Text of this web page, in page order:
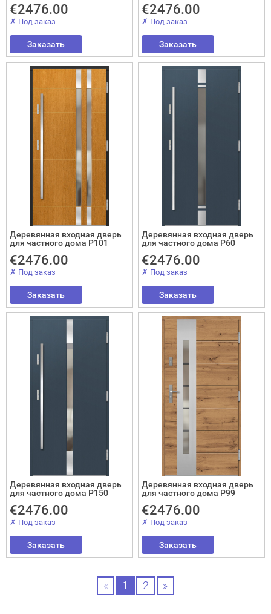
€2476.00
✗ Под заказ
Заказать
€2476.00
✗ Под заказ
Заказать
Деревянная входная дверь
для частного дома P101
€2476.00
✗ Под заказ
Заказать
Деревянная входная дверь
для частного дома P60
€2476.00
✗ Под заказ
Заказать
Деревянная входная дверь
для частного дома P150
€2476.00
✗ Под заказ
Заказать
Деревянная входная дверь
для частного дома P99
€2476.00
✗ Под заказ
Заказать
« 1 2 »
Interesē
durvis
durvis
dzīvoklim